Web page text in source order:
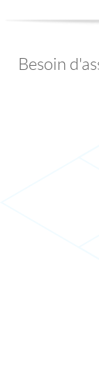
Besoin